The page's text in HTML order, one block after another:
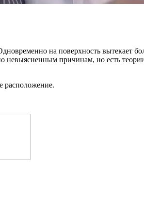
на поверхность вытекает
невыясненным причинам, но есть
расположение.